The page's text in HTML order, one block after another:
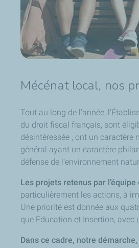
Mécénat local, nos
Tout au long de l’année,
du droit fiscal français, sont
désintéressée ; ont un
général ayant un caractère
défense de l'environnement
Les projets retenus par
particulièrement les actions, à
Une priorité est donnée aux
que Education et Insertion,
Dans ce cadre, notre